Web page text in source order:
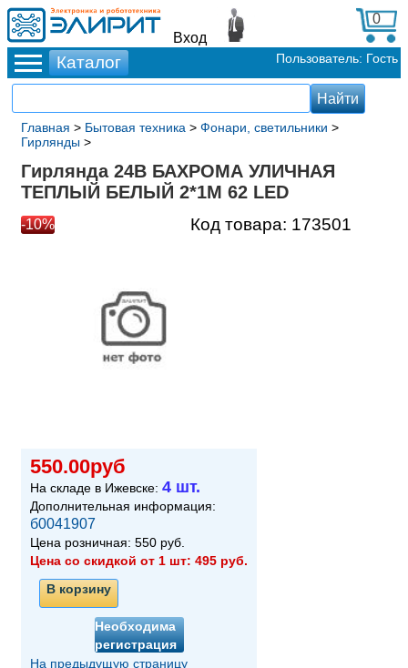
Вход
0
Пользователь: Гость
Главная > Бытовая техника > Фонари, светильники >
Гирлянды >
Гирлянда 24В БАХРОМА УЛИЧНАЯ
ТЕПЛЫЙ БЕЛЫЙ 2*1М 62 LED
-10% Код товара: 173501
550.00руб
На складе в Ижевске: 4 шт.
Дополнительная информация:
б0041907
Цена розничная: 550 руб.
Цена со скидкой от 1 шт: 495 руб.
В корзину
Необходима
регистрация
На предыдущую страницу